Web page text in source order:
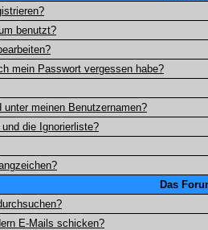
benutzt?
mein Passwort vergessen habe?
meinen Benutzernamen?
die Ignorierliste?
Das
E-Mails schicken?